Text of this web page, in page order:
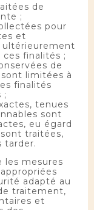
de
;
pour
et
ultérieurement
ces finalités ;
de
limitées à
finalités
;
tenues
sont
eu égard
traitées,
tarder.
les mesures
adapté au
traitement,
et